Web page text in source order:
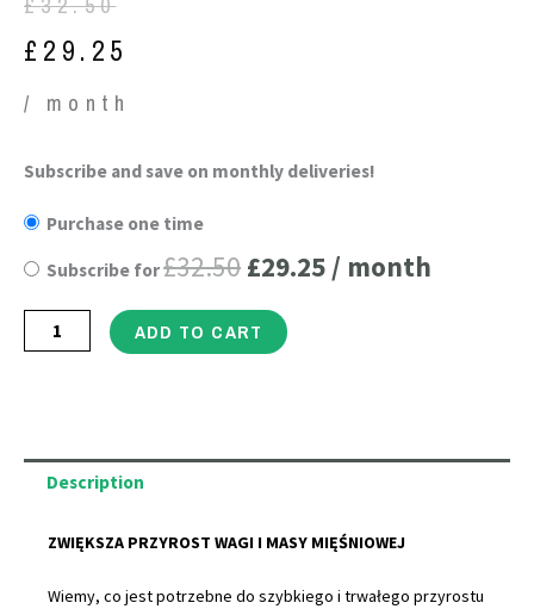
was:
£ 29.25
is:
/ month
Subscribe and save on monthly deliveries!
Purchase one time
Subscribe for£32.50
Original
was:
£32.50.
£29.25
Current
is:
/ month
High
Mass
Gainer
Shake
ADD TO CART
Description
ZWIĘKSZA PRZYROST WAGI I MASY MIĘŚNIOWEJ
Wiemy, co jest potrzebne do szybkiego i trwałego przyrostu